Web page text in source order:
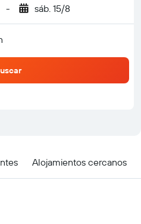
- sáb. 15/8
Alojamientos cercanos